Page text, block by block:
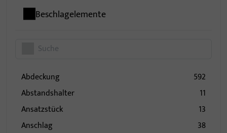
Beschlagelemente
Abdeckung
592
Abstandshalter
11
Ansatzstück
13
Anschlag
38